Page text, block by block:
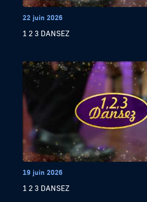
22 juin 2026
1 2 3 DANSEZ
19 juin 2026
1 2 3 DANSEZ